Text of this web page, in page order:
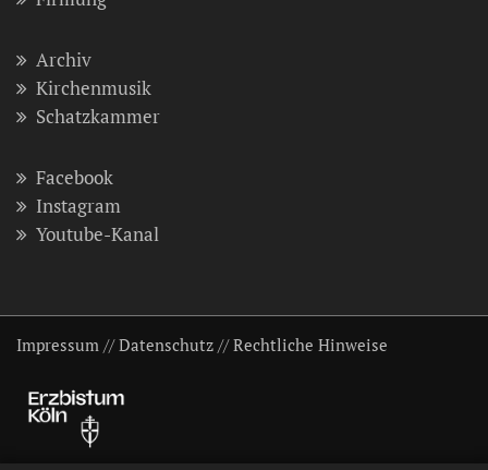
Archiv
Kirchenmusik
Schatzkammer
Facebook
Instagram
Youtube-Kanal
Impressum //Datenschutz //Rechtliche Hinweise